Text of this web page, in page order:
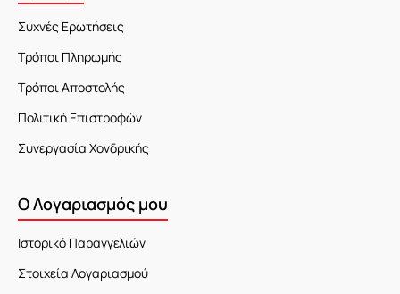
Συχνές Ερωτήσεις
Τρόποι Πληρωμής
Τρόποι Αποστολής
Πολιτική Επιστροφών
Συνεργασία Χονδρικής
Ο Λογαριασμός μου
Ιστορικό Παραγγελιών
Στοιχεία Λογαριασμού